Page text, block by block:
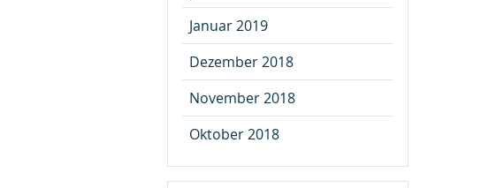
Januar 2019
Dezember 2018
November 2018
Oktober 2018